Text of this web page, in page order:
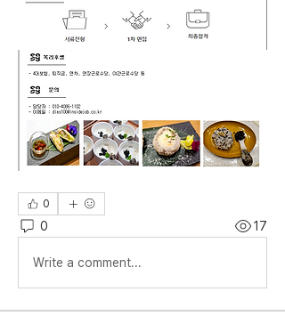
0
0 17
Write a comment...